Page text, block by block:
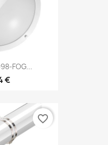
FOG...
€
favorite_border